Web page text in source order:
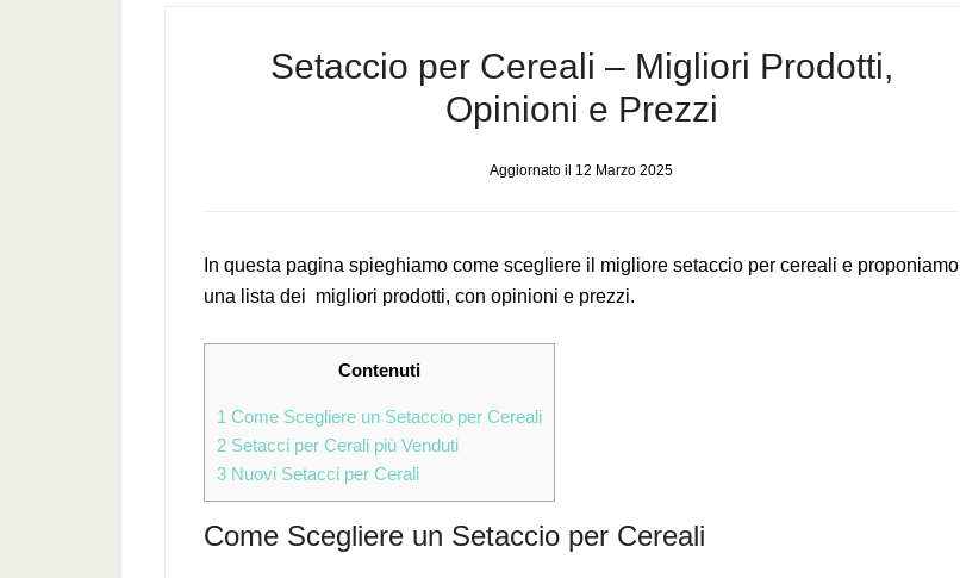
Setaccio per Cereali – Migliori Prodotti,
Opinioni e Prezzi
Aggiornato il 12 Marzo 2025
In questa pagina spieghiamo come scegliere il migliore setaccio per cereali e proponiamo
una lista dei migliori prodotti, con opinioni e prezzi.
Contenuti
1 Come Scegliere un Setaccio per Cereali
2 Setacci per Cerali più Venduti
3 Nuovi Setacci per Cerali
Come Scegliere un Setaccio per Cereali